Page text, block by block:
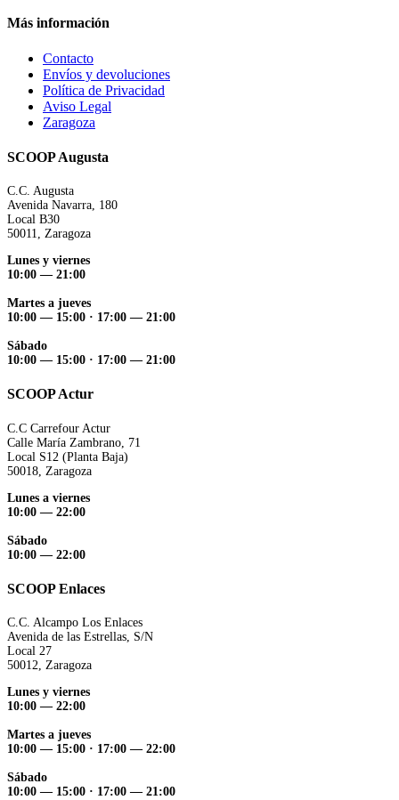
Más información
Contacto
Envíos y devoluciones
Política de Privacidad
Aviso Legal
Zaragoza
SCOOP Augusta
C.C. Augusta
Avenida Navarra, 180
Local B30
50011, Zaragoza
Lunes y viernes
10:00 — 21:00
Martes a jueves
10:00 — 15:00 · 17:00 — 21:00
Sábado
10:00 — 15:00 · 17:00 — 21:00
SCOOP Actur
C.C Carrefour Actur
Calle María Zambrano, 71
Local S12 (Planta Baja)
50018, Zaragoza
Lunes a viernes
10:00 — 22:00
Sábado
10:00 — 22:00
SCOOP Enlaces
C.C. Alcampo Los Enlaces
Avenida de las Estrellas, S/N
Local 27
50012, Zaragoza
Lunes y viernes
10:00 — 22:00
Martes a jueves
10:00 — 15:00 · 17:00 — 22:00
Sábado
10:00 — 15:00 · 17:00 — 21:00